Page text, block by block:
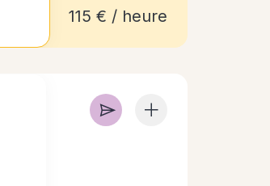
115 € / heure